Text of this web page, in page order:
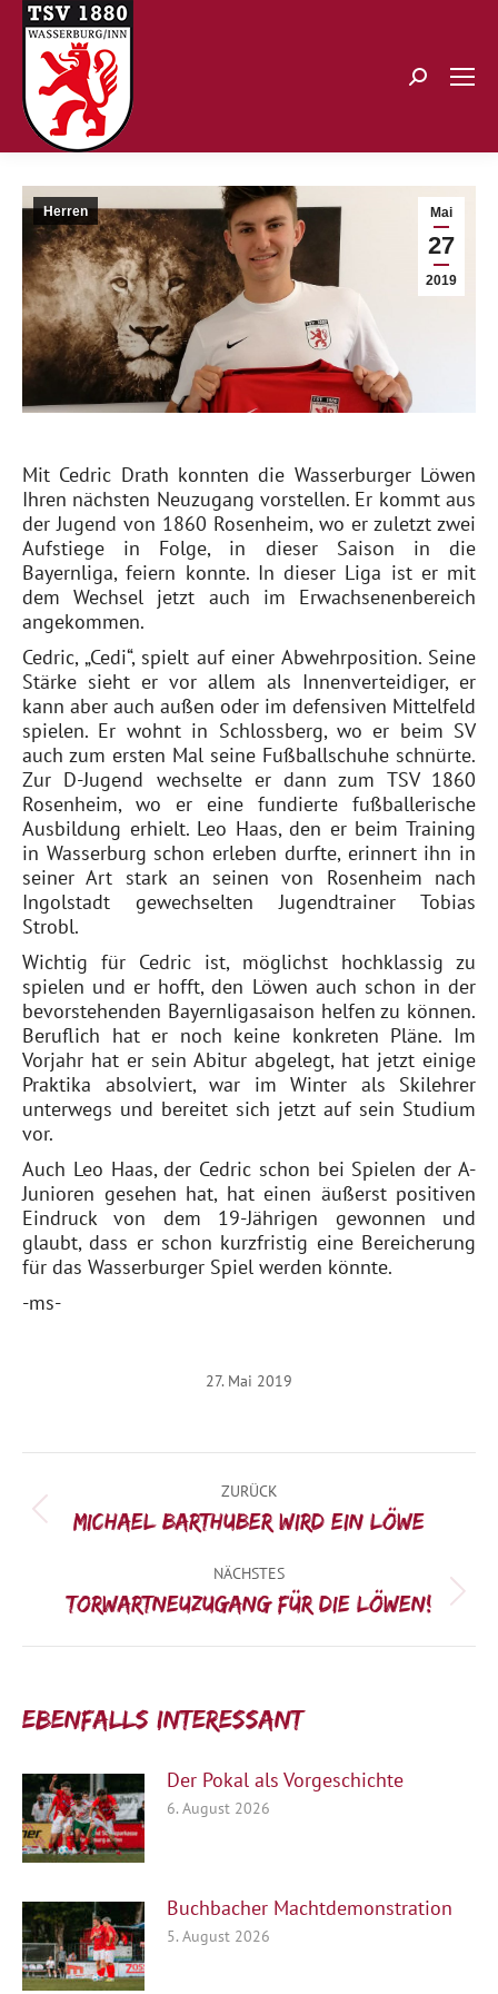
Search:
Mai
27
2019
Herren
Mit Cedric Drath konnten die Wasserburger Löwen
Ihren nächsten Neuzugang vorstellen. Er kommt aus
der Jugend von 1860 Rosenheim, wo er zuletzt zwei
Aufstiege in Folge, in dieser Saison in die
Bayernliga, feiern konnte. In dieser Liga ist er mit
dem Wechsel jetzt auch im Erwachsenenbereich
angekommen.
Cedric, „Cedi“, spielt auf einer Abwehrposition. Seine
Stärke sieht er vor allem als Innenverteidiger, er
kann aber auch außen oder im defensiven Mittelfeld
spielen. Er wohnt in Schlossberg, wo er beim SV
auch zum ersten Mal seine Fußballschuhe schnürte.
Zur D-Jugend wechselte er dann zum TSV 1860
Rosenheim, wo er eine fundierte fußballerische
Ausbildung erhielt. Leo Haas, den er beim Training
in Wasserburg schon erleben durfte, erinnert ihn in
seiner Art stark an seinen von Rosenheim nach
Ingolstadt gewechselten Jugendtrainer Tobias
Strobl.
Wichtig für Cedric ist, möglichst hochklassig zu
spielen und er hofft, den Löwen auch schon in der
bevorstehenden Bayernligasaison helfen zu können.
Beruflich hat er noch keine konkreten Pläne. Im
Vorjahr hat er sein Abitur abgelegt, hat jetzt einige
Praktika absolviert, war im Winter als Skilehrer
unterwegs und bereitet sich jetzt auf sein Studium
vor.
Auch Leo Haas, der Cedric schon bei Spielen der A-
Junioren gesehen hat, hat einen äußerst positiven
Eindruck von dem 19-Jährigen gewonnen und
glaubt, dass er schon kurzfristig eine Bereicherung
für das Wasserburger Spiel werden könnte.
-ms-
27. Mai 2019
ZURÜCK
Vorheriger
Michael Barthuber wird ein Löwe
NÄCHSTES
Nächster
Torwartneuzugang für die Löwen!
Ebenfalls interessant:
Der Pokal als Vorgeschichte
6. August 2026
Buchbacher Machtdemonstration
5. August 2026